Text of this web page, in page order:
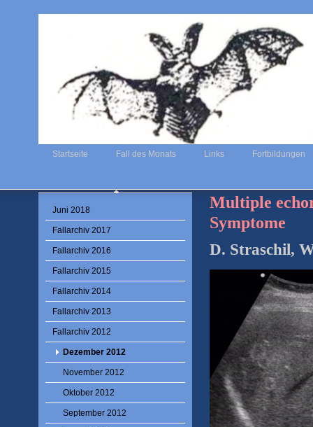
Startseite Fall des Monats Links Fortbildungen
Juni 2018
Fallarchiv 2017
Fallarchiv 2016
Fallarchiv 2015
Fallarchiv 2014
Fallarchiv 2013
Fallarchiv 2012
Dezember 2012
November 2012
Oktober 2012
September 2012
Multiple
Symptome
D. Straschil,